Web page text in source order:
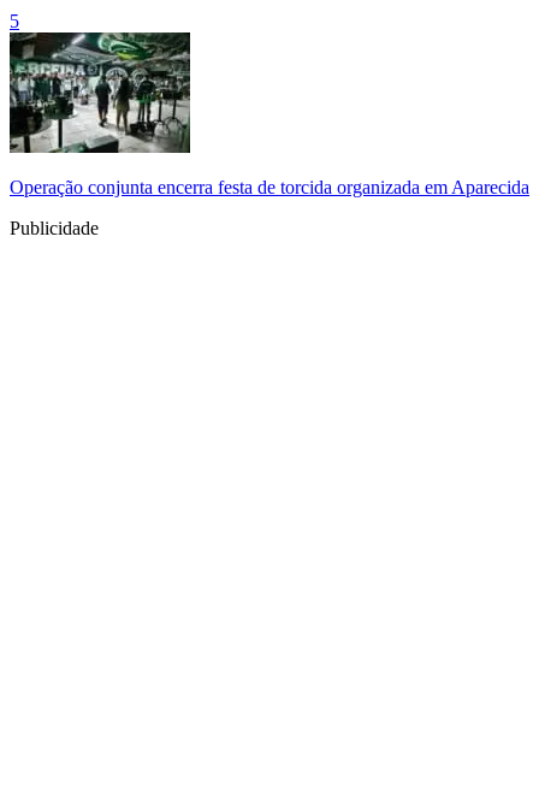
5
Operação conjunta encerra festa de torcida organizada em Aparecida
Publicidade